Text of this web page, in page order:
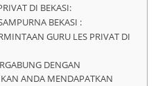
DI BEKASI:
BEKASI :
GURU LES PRIVAT DI
DENGAN
ANDA MENDAPATKAN